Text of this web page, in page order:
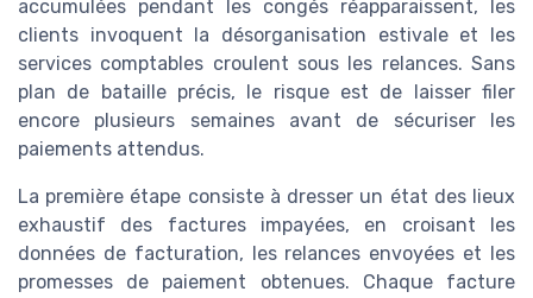
accumulées pendant les congés réapparaissent, les
clients invoquent la désorganisation estivale et les
services comptables croulent sous les relances. Sans
plan de bataille précis, le risque est de laisser filer
encore plusieurs semaines avant de sécuriser les
paiements attendus.
La première étape consiste à dresser un état des lieux
exhaustif des factures impayées, en croisant les
données de facturation, les relances envoyées et les
promesses de paiement obtenues. Chaque facture